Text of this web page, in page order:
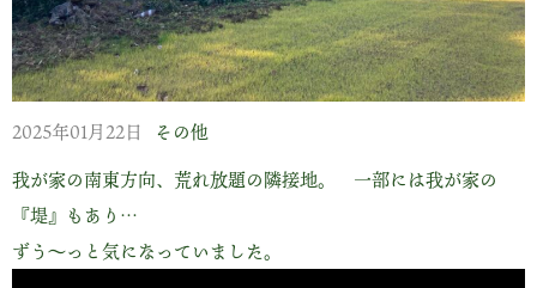
どんどん積み上がっていきます!!
その手際の良さを見て『親父さんに教わったと』と尋ねると
『いや、〇〇さん達に』
続けて『おいの仕事は自己流… 現場が仕上がる時まで崩れん
ぎよかと！ 引き上げた翌日に崩れたら、そりゃあ 災害!!』
と…
凄い!! この技術を手に入れてこのユーモアのセンス!!
2025年01月22日
その他
我が家の南東方向、荒れ放題の隣接地。 一部には我が家の
『堤』もあり…
ずう～っと気になっていました。